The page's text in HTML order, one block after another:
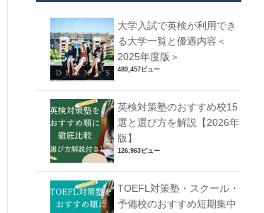
大学入試で英検が利用でき
る大学一覧と優遇内容＜
2025年度版＞
489,457ビュー
英検対策塾のおすすめ校15
選と選び方を解説【2026年
版】
126,963ビュー
TOEFL対策塾・スクール・
予備校のおすすめ短期集中